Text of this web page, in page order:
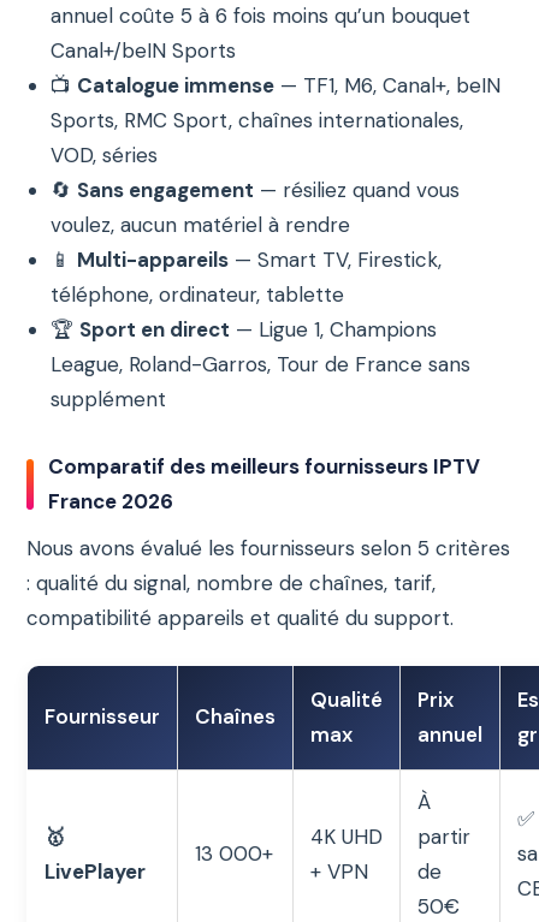
annuel coûte 5 à 6 fois moins qu’un bouquet
Canal+/beIN Sports
📺 Catalogue immense — TF1, M6, Canal+, beIN
Sports, RMC Sport, chaînes internationales,
VOD, séries
🔄 Sans engagement — résiliez quand vous
voulez, aucun matériel à rendre
📱 Multi-appareils — Smart TV, Firestick,
téléphone, ordinateur, tablette
🏆 Sport en direct — Ligue 1, Champions
League, Roland-Garros, Tour de France sans
supplément
Comparatif des meilleurs fournisseurs IPTV
France 2026
Nous avons évalué les fournisseurs selon 5 critères
: qualité du signal, nombre de chaînes, tarif,
compatibilité appareils et qualité du support.
Fournisseur Chaînes
Qualité
max
Prix
annuel
🥇
LivePlayer
13 000+
4K UHD
+ VPN
À
partir
de
50€